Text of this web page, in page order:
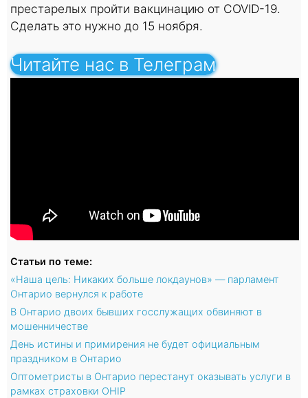
престарелых пройти вакцинацию от COVID-19.
Сделать это нужно до 15 ноября.
Читайте нас в Телеграм
Статьи по теме:
«Наша цель: Никаких больше локдаунов» — парламент
Онтарио вернулся к работе
В Онтарио двоих бывших госслужащих обвиняют в
мошенничестве
День истины и примирения не будет официальным
праздником в Онтарио
Оптометристы в Онтарио перестанут оказывать услуги в
рамках страховки OHIP